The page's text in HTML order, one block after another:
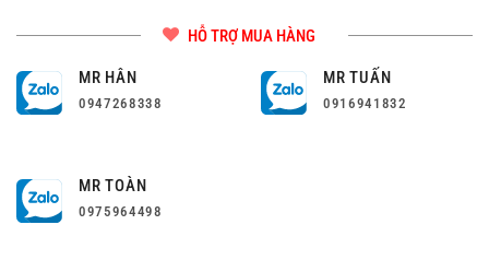
HỖ TRỢ MUA HÀNG
MR HÂN
0947268338
MR TUẤN
0916941832
MR TOÀN
0975964498